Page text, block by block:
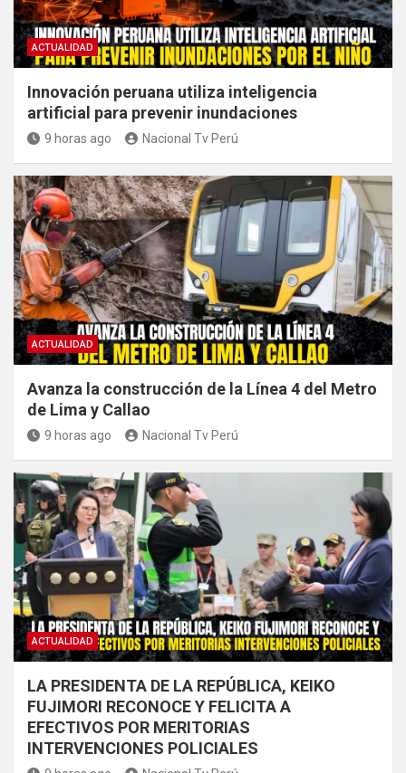
ACTUALIDAD
Innovación peruana utiliza inteligencia
artificial para prevenir inundaciones
9 horas ago Nacional Tv Perú
ACTUALIDAD
Avanza la construcción de la Línea 4 del Metro
de Lima y Callao
9 horas ago Nacional Tv Perú
ACTUALIDAD
LA PRESIDENTA DE LA REPÚBLICA, KEIKO
FUJIMORI RECONOCE Y FELICITA A
EFECTIVOS POR MERITORIAS
INTERVENCIONES POLICIALES